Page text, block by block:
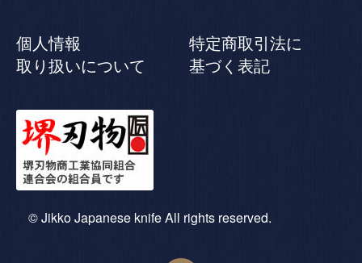
個人情報
取り扱いについて
特定商取引法に
基づく表記
© Jikko Japanese knife All rights reserved.